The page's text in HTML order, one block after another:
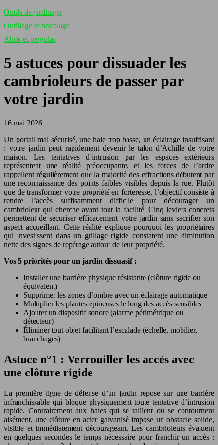
Outils de jardinage
Outillage et bricolage
Abris et pergolas
5 astuces pour dissuader les
cambrioleurs de passer par
votre jardin
16 mai 2026
Un portail mal sécurisé, une haie trop basse, un éclairage insuffisant
: votre jardin peut rapidement devenir le talon d’Achille de votre
maison. Les tentatives d’intrusion par les espaces extérieurs
représentent une réalité préoccupante, et les forces de l’ordre
rappellent régulièrement que la majorité des effractions débutent par
une reconnaissance des points faibles visibles depuis la rue. Plutôt
que de transformer votre propriété en forteresse, l’objectif consiste à
rendre l’accès suffisamment difficile pour décourager un
cambrioleur qui cherche avant tout la facilité. Cinq leviers concrets
permettent de sécuriser efficacement votre jardin sans sacrifier son
aspect accueillant. Cette réalité explique pourquoi les propriétaires
qui investissent dans un grillage rigide constatent une diminution
nette des signes de repérage autour de leur propriété.
Vos 5 priorités pour un jardin dissuasif :
Installer une barrière physique résistante (clôture rigide ou
équivalent)
Supprimer les zones d’ombre avec un éclairage automatique
Multiplier les plantes épineuses le long des accès sensibles
Ajouter un dispositif sonore (alarme périmétrique ou
détecteur)
Éliminer tout objet facilitant l’escalade (échelle, mobilier,
branchages)
Astuce n°1 : Verrouiller les accès avec
une clôture rigide
La première ligne de défense d’un jardin repose sur une barrière
infranchissable qui bloque physiquement toute tentative d’intrusion
rapide. Contrairement aux haies qui se taillent ou se contournent
aisément, une clôture en acier galvanisé impose un obstacle solide,
visible et immédiatement décourageant. Les cambrioleurs évaluent
en quelques secondes le temps nécessaire pour franchir un accès :